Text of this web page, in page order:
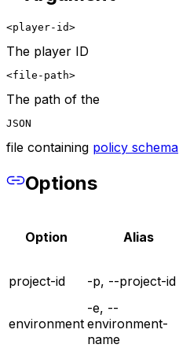
<player-id>
The player ID
<file-path>
The path of the
JSON
file containing policy schema
Options
Option Alias
project-id -p, --project-id
environment
-e, --
environment-
name